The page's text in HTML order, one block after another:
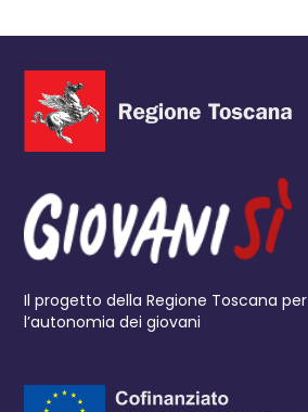
Il progetto della Regione Toscana per
l’autonomia dei giovani